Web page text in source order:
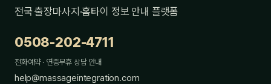
전국 출장마사지·홈타이 정보 안내 플랫폼
0508-202-4711
전화예약 · 연중무휴 상담 안내
help@massageintegration.com